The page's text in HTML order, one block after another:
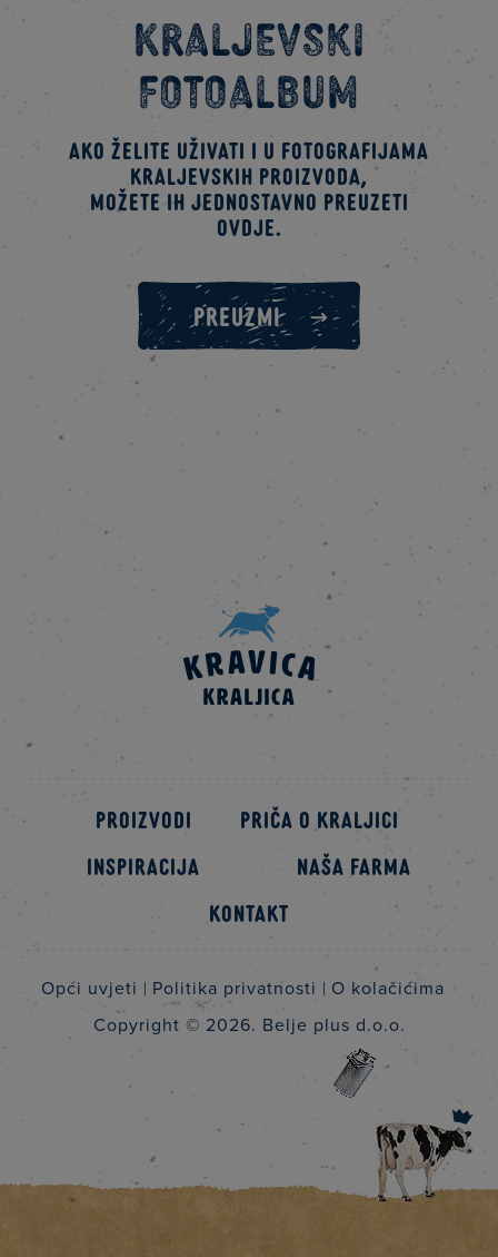
Kraljevski
fotoalbum
Ako želite uživati i u fotografijama
kraljevskih proizvoda,
možete ih jednostavno preuzeti
ovdje.
PREUZMI
Proizvodi
Priča o kraljici
Inspiracija
Naša farma
Kontakt
Opći uvjeti Politika privatnosti
O kolačićima
Copyright © 2026. Belje plus d.o.o.